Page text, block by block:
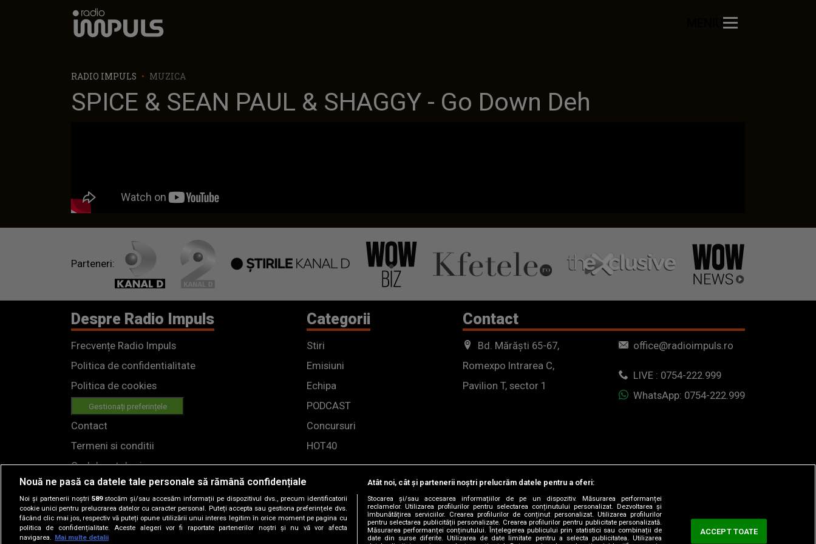
Radio Impuls
RADIO IMPULS MUZICA
SPICE & SEAN PAUL & SHAGGY - Go Down Deh
Parteneri:
Despre Radio Impuls
Frecvențe Radio Impuls
Politica de confidentialitate
Politica de cookies
Gestionați preferințele
Contact
Termeni si conditii
Cod deontologic
Regulamente
Categorii
Stiri
Emisiuni
Echipa
PODCAST
Concursuri
HOT40
Contact
Bd. Mărăști 65-67,
Romexpo Intrarea C,
Pavilion T, sector 1
office@radioimpuls.ro
LIVE : 0754-222.999
WhatsApp: 0754-222.999
Nouă ne pasă ca datele tale personale să rămână confidențiale
Noi și partenerii noștri 589stocăm și/sau accesăm informații pe dispozitivul dvs., precum identificatorii
cookie unici pentru prelucrarea datelor cu caracter personal. Puteți accepta sau gestiona preferințele dvs.
făcând clic mai jos, respectiv vă puteți opune utilizării unui interes legitim în orice moment pe pagina cu
politica de confidențialitate. Aceste alegeri vor fi raportate partenerilor noștri și nu vă vor afecta
navigarea.
Mai multe detalii
Atât noi, cât și partenerii noștri prelucrăm datele pentru a oferi:
Stocarea și/sau accesarea informațiilor de pe un dispozitiv. Măsurarea performanței
reclamelor. Utilizarea profilurilor pentru selectarea conținutului personalizat. Dezvoltarea și
îmbunătățirea serviciilor. Crearea profilurilor de conținut personalizat. Utilizarea profilurilor
pentru selectarea publicității personalizate. Crearea profilurilor pentru publicitate personalizată.
Măsurarea performanței conținutului. Înțelegerea publicului prin statistici sau combinații de
date din surse diferite. Utilizarea de date limitate pentru a selecta publicitatea. Utilizarea
ACCEPT TOATE